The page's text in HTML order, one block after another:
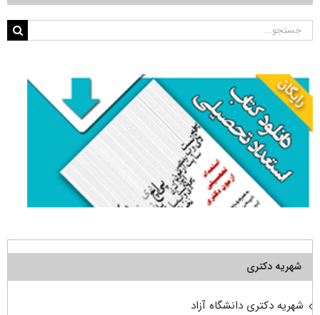
جستجو
شهریه دکتری
شهریه دکتری دانشگاه آزاد